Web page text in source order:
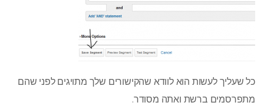
כל שעליך לעשות הוא לוודא שהקישורים שלך מתויגים לפני שהם
מתפרסמים ברשת ואתה מסודר.